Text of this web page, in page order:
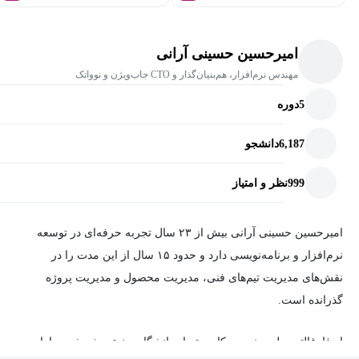
رشد اعضای تیم، برگزاری جلسه 1:1، تفویض اختیار و مدیریت
گفت‌وگوهای سخت
ویژگی متمایز این دوره
مزیت اصلی این دوره، نگاه عملی و واقعی به نقش Tech Lead است.
امیرحسین حسینی آرانی
مهندس نرم‌افزار، هم‌بنیان‌گذار و CTO جاب‌ویژن و نوواتک
5دوره
6,187دانشجو
999نظر و امتیاز
امیرحسین حسینی آرانی بیش از ۲۳ سال تجربه حرفه‌ای در توسعه
نرم‌افزار و برنامه‌نویسی دارد و حدود ۱۵ سال از این مدت را در
نقش‌های مدیریت تیم‌های فنی، مدیریت محصول و مدیریت پروژه
گذرانده است.
او فارغ‌التحصیل مهندسی کامپیوتر از دانشگاه صنعتی شریف و دارای